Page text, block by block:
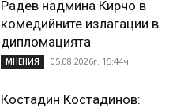
Радев надмина Кирчо в
комедийните излагации в
дипломацията
МНЕНИЯ 05.08.2026г. 15:44ч.
Костадин Костадинов: